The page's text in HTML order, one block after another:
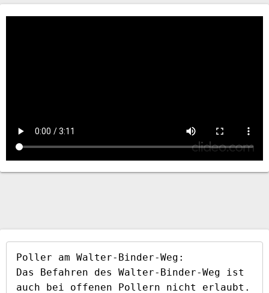
Poller am Walter-Binder-Weg:
Das Befahren des Walter-Binder-Weg ist
auch bei offenen Pollern nicht erlaubt.